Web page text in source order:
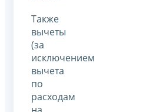
Также
вычеты
(за
исключением
вычета
по
расходам